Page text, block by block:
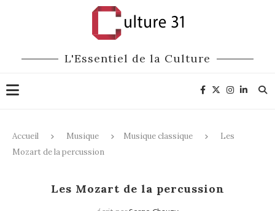
L'Essentiel de la Culture
Accueil Musique Musique classique
Les
Mozart de la percussion
Les Mozart de la percussion